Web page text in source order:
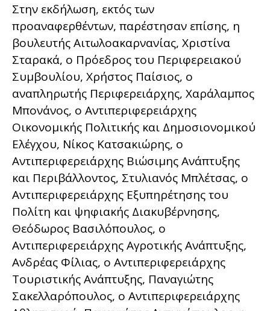
Στην εκδήλωση, εκτός των
προαναφερθέντων, παρέστησαν επίσης, η
βουλευτής Αιτωλοακαρνανίας, Χριστίνα
Σταρακά, ο Πρόεδρος του Περιφερειακού
Συμβουλίου, Χρήστος Παίσιος, ο
αναπληρωτής Περιφερειάρχης, Χαράλαμπος
Μπονάνος, ο Αντιπεριφερειάρχης
Οικονομικής Πολιτικής και Δημοσιονομικού
Ελέγχου, Νίκος Κατσακιώρης, ο
Αντιπεριφερειάρχης Βιώσιμης Ανάπτυξης
και Περιβάλλοντος, Στυλιανός Μπλέτσας, ο
Αντιπεριφερειάρχης Εξυπηρέτησης του
Πολίτη και ψηφιακής Διακυβέρνησης,
Θεόδωρος Βασιλόπουλος, ο
Αντιπεριφερειάρχης Αγροτικής Ανάπτυξης,
Ανδρέας Φίλιας, ο Αντιπεριφερειάρχης
Τουριστικής Ανάπτυξης, Παναγιώτης
Σακελλαρόπουλος, ο Αντιπεριφερειάρχης